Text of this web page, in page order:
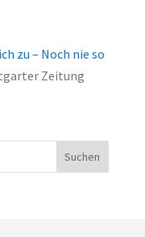
zu – Noch nie so
Zeitung
Suchen